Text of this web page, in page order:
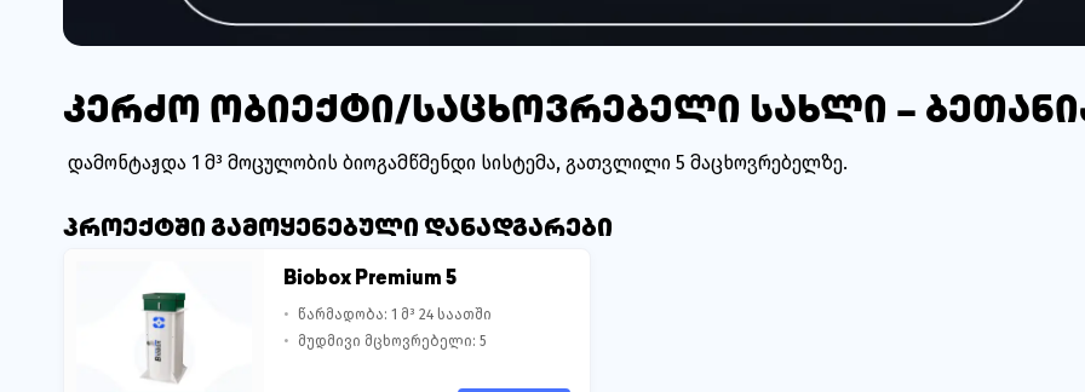
კერძო ობიექტი/საცხოვრებელი სახლი –
დამონტაჟდა 1 მ³ მოცულობის ბიოგამწმენდი სისტემა, გათვლილი 5 მაცხოვრებელზე.
პროექტში გამოყენებული დანადგარები
Biobox Premium 5
წარმადობა: 1 მ³ 24 საათში
მუდმივი მცხოვრებელი: 5